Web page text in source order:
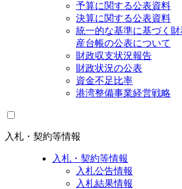
予算に関する公表資料
決算に関する公表資料
統一的な基準に基づく
産台帳の公表について
財政収支状況報告
財政状況の公表
資金不足比率
港湾整備事業経営戦略
入札・契約等情報
入札・契約等情報
入札公告情報
入札結果情報